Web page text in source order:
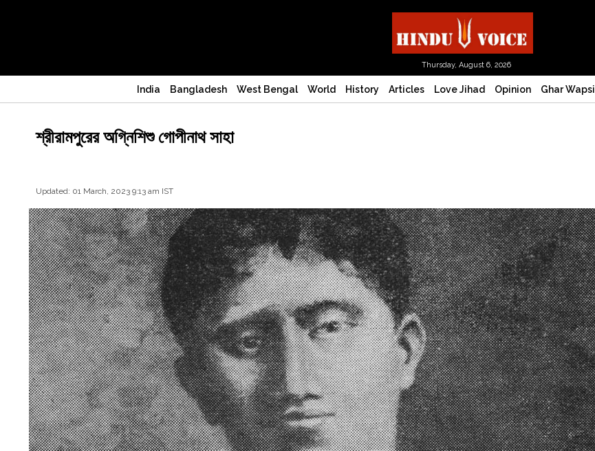
Thursday, August 6, 2026
India Bangladesh West Bengal World History Articles Love Jihad Opinion Ghar Wapsi
শ্রীরামপুরের অগ্নিশিশু গোপীনাথ সাহা
Updated: 01 March, 2023 9:13 am IST